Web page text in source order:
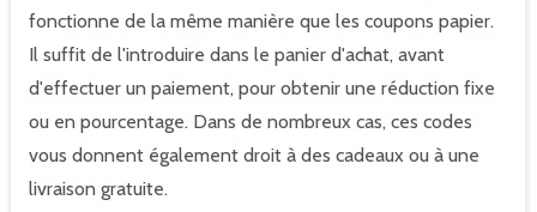
fonctionne de la même manière que les coupons papier.
Il suffit de l'introduire dans le panier d'achat, avant
d'effectuer un paiement, pour obtenir une réduction fixe
ou en pourcentage. Dans de nombreux cas, ces codes
vous donnent également droit à des cadeaux ou à une
livraison gratuite.